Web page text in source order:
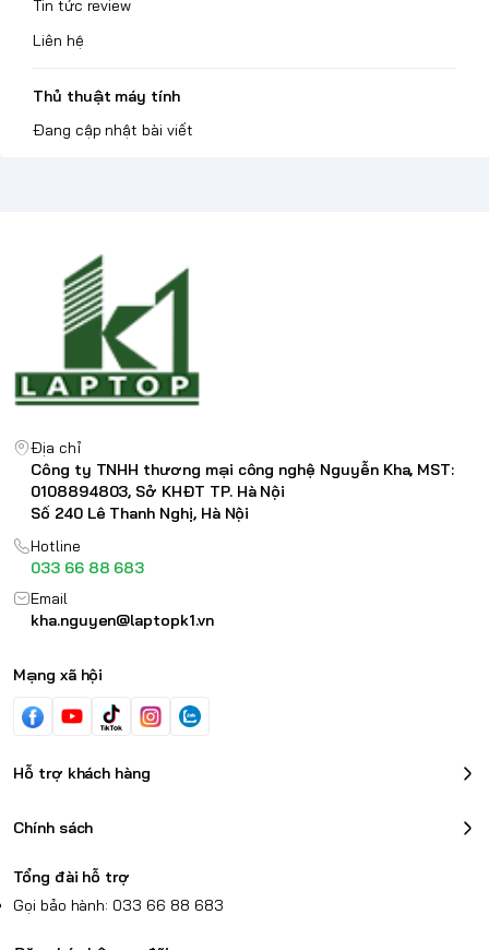
Tin tức review
Liên hệ
Thủ thuật máy tính
Đang cập nhật bài viết
Địa chỉ
Công ty TNHH thương mại công nghệ Nguyễn Kha, MST:
0108894803, Sở KHĐT TP. Hà Nội
Số 240 Lê Thanh Nghị, Hà Nội
Hotline
033 66 88 683
Email
kha.nguyen@laptopk1.vn
Mạng xã hội
Hỗ trợ khách hàng
Chính sách
Tổng đài hỗ trợ
Gọi bảo hành: 033 66 88 683